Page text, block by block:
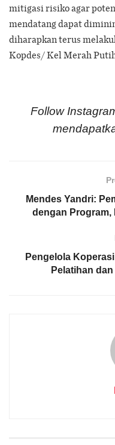
mitigasi risiko agar
mendatang dapat
diharapkan terus
Kopdes/ Kel Merah
Follow
Mendes Yandri:
dengan Program,
Pengelola
Pelatihan